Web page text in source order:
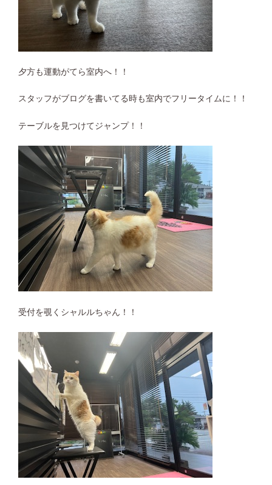
夕方も運動がてら室内へ！！
スタッフがブログを書いてる時も室内でフリータイムに！！
テーブルを見つけてジャンプ！！
受付を覗くシャルルちゃん！！